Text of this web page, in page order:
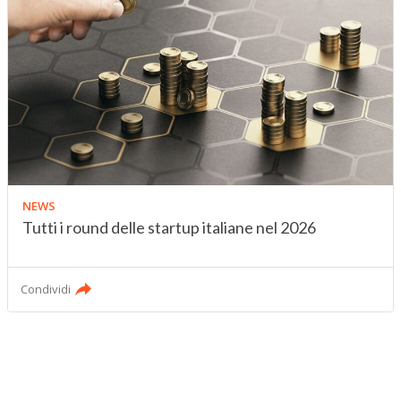
NEWS
Tutti i round delle startup italiane nel 2026
Condividi